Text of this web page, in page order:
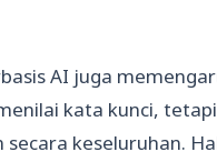
AI juga
kata kunci,
keseluruhan.